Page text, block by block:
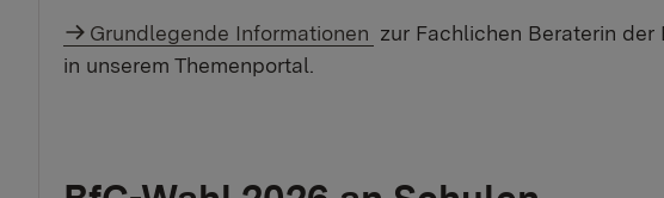
Grundlegende Informationen zur Fachlichen Beraterin
in unserem Themenportal.